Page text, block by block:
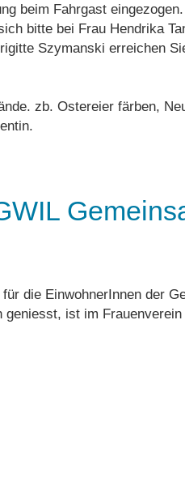
beim Fahrgast
bitte bei Frau Hendrika
Szymanski erreichen
zb. Ostereier färben,
die EinwohnerInnen der
ist im